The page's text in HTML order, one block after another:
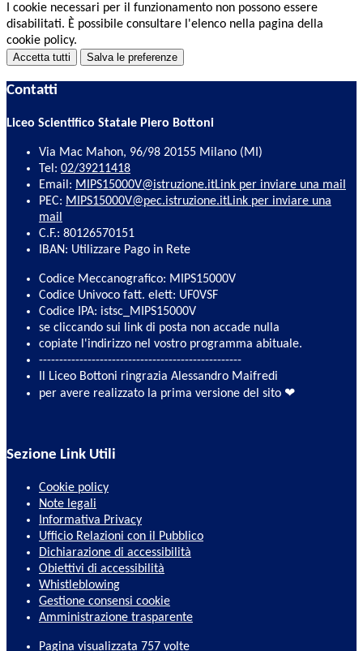
I cookie necessari per il funzionamento non possono essere
disabilitati. È possibile consultare l'elenco nella pagina della
cookie policy.
Accetta tutti Salva le preferenze
Contatti
Liceo Scientifico Statale Piero Bottoni
Via Mac Mahon, 96/98 20155 Milano (MI)
Tel: 02/39211418
Email: MIPS15000V@istruzione.itLink per inviare una mail
PEC: MIPS15000V@pec.istruzione.itLink per inviare una
mail
C.F.: 80126570151
IBAN: Utilizzare Pago in Rete
Codice Meccanografico: MIPS15000V
Codice Univoco fatt. elett: UF0VSF
Codice IPA: istsc_MIPS15000V
se cliccando sui link di posta non accade nulla
copiate l'indirizzo nel vostro programma abituale.
--------------------------------------------------
Il Liceo Bottoni ringrazia Alessandro Maifredi
per avere realizzato la prima versione del sito ❤
Sezione Link Utili
Cookie policy
Note legali
Informativa Privacy
Ufficio Relazioni con il Pubblico
Dichiarazione di accessibilità
Obiettivi di accessibilità
Whistleblowing
Gestione consensi cookie
Amministrazione trasparente
Pagina visualizzata 757 volte